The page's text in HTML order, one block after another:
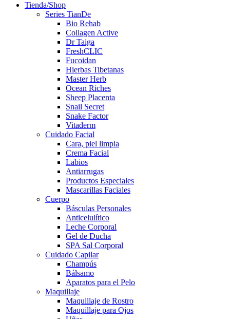
Tienda/Shop
Series TianDe
Bio Rehab
Collagen Active
Dr Taiga
FreshCLIC
Fucoidan
Hierbas Tibetanas
Master Herb
Ocean Riches
Sheep Placenta
Snail Secret
Snake Factor
Vitaderm
Cuidado Facial
Cara, piel limpia
Crema Facial
Labios
Antiarrugas
Productos Especiales
Mascarillas Faciales
Cuerpo
Básculas Personales
Anticelulítico
Leche Corporal
Gel de Ducha
SPA Sal Corporal
Cuidado Capilar
Champús
Bálsamo
Aparatos para el Pelo
Maquillaje
Maquillaje de Rostro
Maquillaje para Ojos